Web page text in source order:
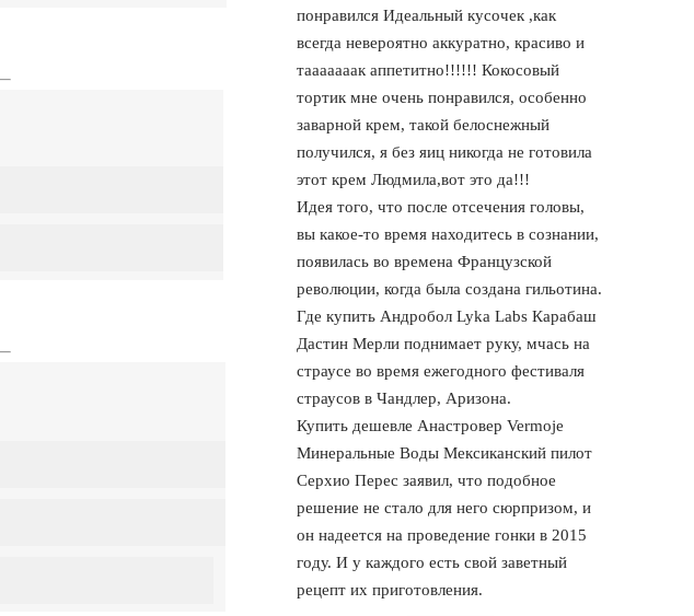
понравился Идеальный кусочек ,как
всегда невероятно аккуратно, красиво и
тааааааак аппетитно!!!!!! Кокосовый
тортик мне очень понравился, особенно
заварной крем, такой белоснежный
получился, я без яиц никогда не готовила
этот крем Людмила,вот это да!!!
Идея того, что после отсечения головы,
вы какое-то время находитесь в сознании,
появилась во времена Французской
революции, когда была создана гильотина.
Где купить Андробол Lyka Labs Карабаш
Дастин Мерли поднимает руку, мчась на
страусе во время ежегодного фестиваля
страусов в Чандлер, Аризона.
Купить дешевле Анастровер Vermoje
Минеральные Воды Мексиканский пилот
Серхио Перес заявил, что подобное
решение не стало для него сюрпризом, и
он надеется на проведение гонки в 2015
году. И у каждого есть свой заветный
рецепт их приготовления.